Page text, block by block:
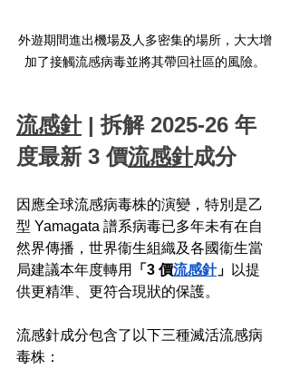
外遊期間進出機場及人多密集的場所，大大增
加了接觸流感病毒並將其帶回社區的風險。
流感針 | 拆解 2025-26 年
度最新 3 價流感針成分
因應全球流感病毒株的演變，特別是乙
型 Yamagata 譜系病毒已多年未有在自
然界傳播，世界衞生組織及各國衞生當
局建議本年度轉用
「3 價流感針」
以提
供更精準、更符合現狀的保護。
流感針成分包含了以下三種滅活流感病
毒株：